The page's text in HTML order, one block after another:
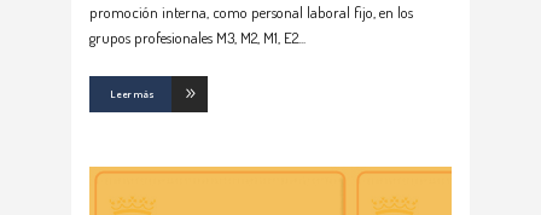
promoción interna, como personal laboral fijo, en los
grupos profesionales M3, M2, M1, E2
Leer más